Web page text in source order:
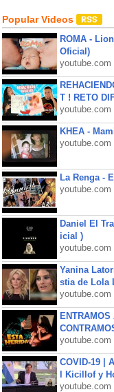
Popular Videos
ROMA -
Oficial)
youtube.com
T ! RETO
youtube.com
KHEA -
youtube.com
La Renga -
youtube.com
Daniel El
icial )
youtube.com
Yanina
stia de Lola
youtube.com
youtube.com
COVID-19 |
l Kicillof y
youtube.com